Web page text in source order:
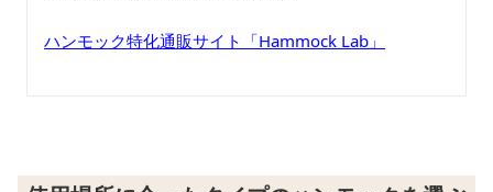
ハンモック特化通販サイト「Hammock Lab」